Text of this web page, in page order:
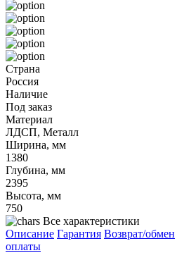
Страна
Россия
Наличие
Под заказ
Материал
ЛДСП, Металл
Ширина, мм
1380
Глубина, мм
2395
Высота, мм
750
Все характеристики
Описание Гарантия Возврат/обмен
оплаты